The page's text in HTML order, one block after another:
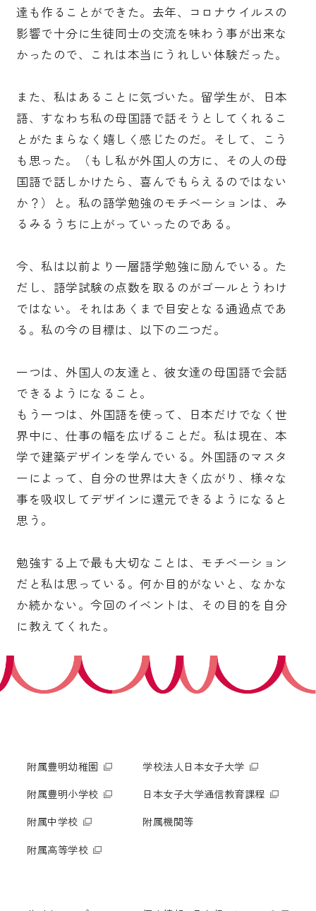
達も作ることができた。去年、コロナウイルスの
影響で十分に生徒同士の交流を味わう事が出来な
かったので、これは本当にうれしい体験だった。
また、私はあることに気づいた。留学生が、日本
語、すなわち私の母国語で話そうとしてくれるこ
とがたまらなく嬉しく感じたのだ。そして、こう
も思った。（もし私が外国人の方に、その人の母
国語で話しかけたら、喜んでもらえるのではない
か？）と。私の語学勉強のモチベーションは、み
るみるうちに上がっていったのである。
今、私は以前より一層語学勉強に励んでいる。た
だし、語学試験の点数を取るのがゴールとうわけ
ではない。それはあくまで目安となる通過点であ
る。私の今の目標は、以下の二つだ。
一つは、外国人の友達と、彼女達の母国語で会話
できるようになること。
もう一つは、外国語を使って、日本だけでなく世
界中に、仕事の幅を広げることだ。私は現在、本
学で建築デザインを学んでいる。外国語のマスタ
ーによって、自分の世界は大きく広がり、様々な
事を吸収してデザインに還元できるようになると
思う。
勉強する上で最も大切なことは、モチベーション
だと私は思っている。何か目的がないと、なかな
か続かない。今回のイベントは、その目的を自分
に教えてくれた。
附属豊明幼稚園
附属豊明小学校
附属中学校
附属高等学校
学校法人日本女子大学
日本女子大学通信教育課程
附属機関等